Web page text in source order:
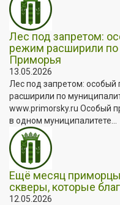
Лес под запретом:
режим расширили по
Приморья
13.05.2026
Лес под запретом:
расширили по
www.primorsky.ru Особый
в одном муниципалитете...
Ещё месяц приморцы
скверы, которые
12.05.2026